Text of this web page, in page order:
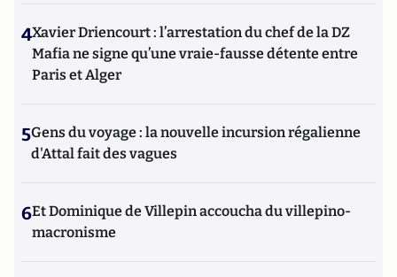
4Xavier Driencourt : l’arrestation du chef de la DZ
Mafia ne signe qu’une vraie-fausse détente entre
Paris et Alger
5Gens du voyage : la nouvelle incursion régalienne
d'Attal fait des vagues
6Et Dominique de Villepin accoucha du villepino-
macronisme